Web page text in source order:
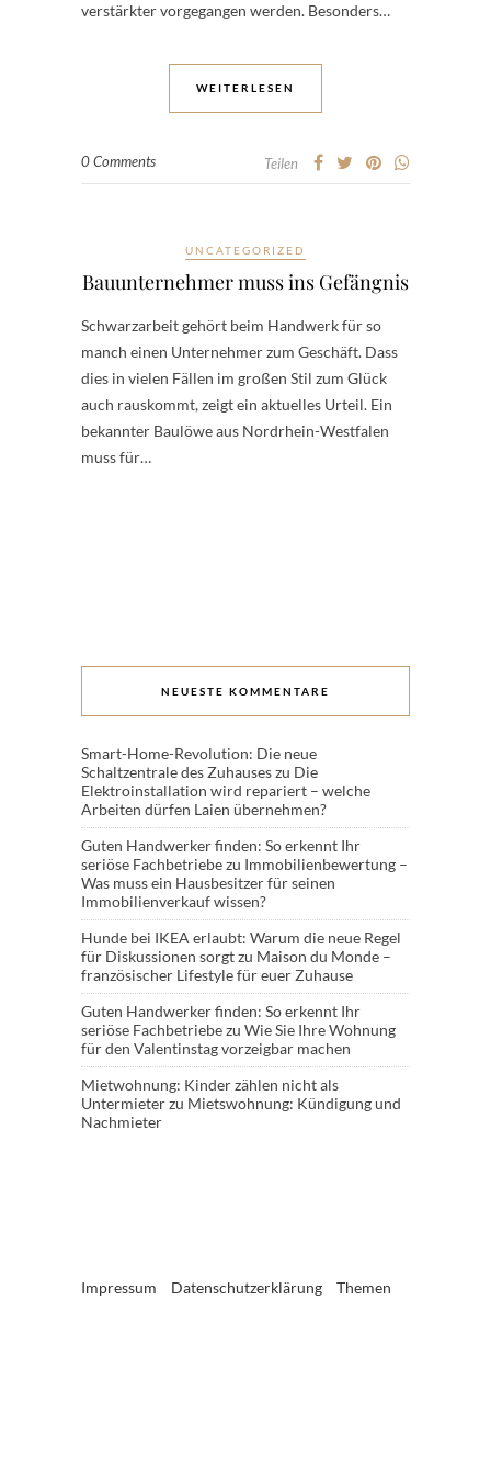
verstärkter vorgegangen werden. Besonders…
WEITERLESEN
0 Comments Teilen
UNCATEGORIZED
Bauunternehmer muss ins Gefängnis
Schwarzarbeit gehört beim Handwerk für so
manch einen Unternehmer zum Geschäft. Dass
dies in vielen Fällen im großen Stil zum Glück
auch rauskommt, zeigt ein aktuelles Urteil. Ein
bekannter Baulöwe aus Nordrhein-Westfalen
muss für…
NEUESTE KOMMENTARE
Smart-Home-Revolution: Die neue
Schaltzentrale des Zuhauseszu Die
Elektroinstallation wird repariert – welche
Arbeiten dürfen Laien übernehmen?
Guten Handwerker finden: So erkennt Ihr
seriöse Fachbetriebezu Immobilienbewertung –
Was muss ein Hausbesitzer für seinen
Immobilienverkauf wissen?
Hunde bei IKEA erlaubt: Warum die neue Regel
für Diskussionen sorgtzu Maison du Monde –
französischer Lifestyle für euer Zuhause
Guten Handwerker finden: So erkennt Ihr
seriöse Fachbetriebezu Wie Sie Ihre Wohnung
für den Valentinstag vorzeigbar machen
Mietwohnung: Kinder zählen nicht als
Untermieterzu Mietswohnung: Kündigung und
Nachmieter
Impressum Datenschutzerklärung Themen